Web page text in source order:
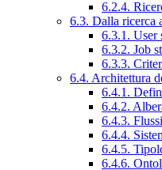
6.2.4.
6.3. Dalla ricerca
6.3.1. User
6.3.2. Job
6.3.3.
6.4. Architettura
6.4.1.
6.4.2.
6.4.3.
6.4.4.
6.4.5.
6.4.6.